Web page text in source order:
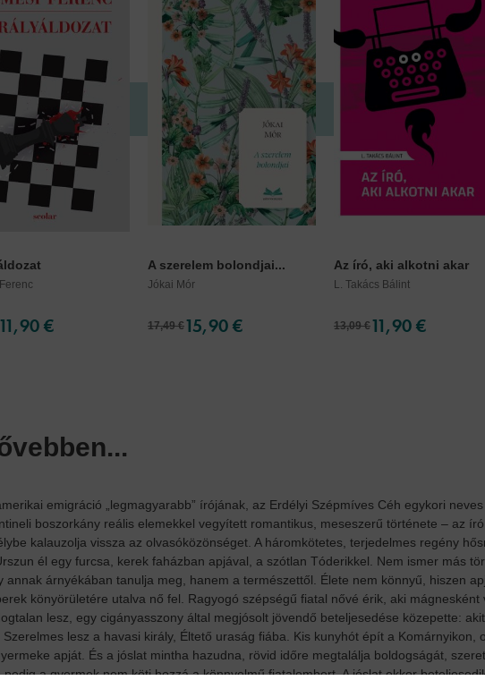
11,90 €
A szerelem bolondjai...
Jókai Mór
17,49 €15,90 €
Az író, aki alkotni akar
L. Takács Bálint
13,09 €11,90 €
emigráció „legmagyarabb” írójának, az Erdélyi Szépmíves Céh egykori
boszorkány reális elemekkel vegyített romantikus, meseszerű története – az
kalauzolja vissza az olvasóközönséget. A háromkötetes, terjedelmes regény
él egy furcsa, kerek faházban apjával, a szótlan Tóderikkel. Nem ismer más
annak árnyékában tanulja meg, hanem a természettől. Élete nem könnyű, hiszen
könyörületére utalva nő fel. Ragyogó szépségű fiatal nővé érik, aki
lesz, egy cigányasszony által megjósolt jövendő beteljesedése közepette:
Szerelmes lesz a havasi király, Éltető uraság fiába. Kis kunyhót épít a
apját. És a jóslat mintha hazudna, rövid időre megtalálja boldogságát,
pedig a gyermek nem köti hozzá a könnyelmű fiatalembert. A jóslat ekkor